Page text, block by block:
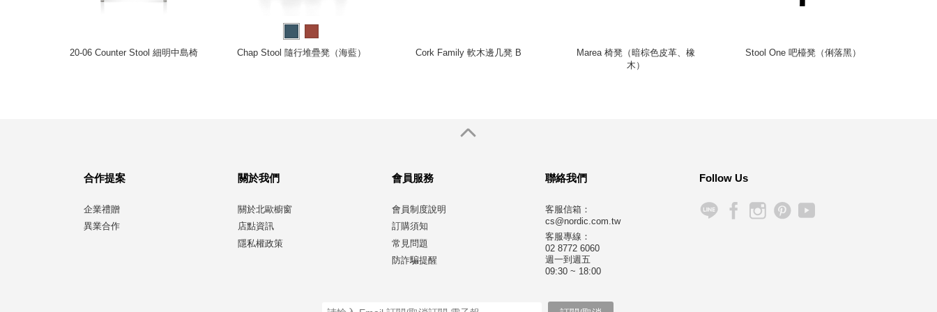
20-06 Counter Stool 細明中島椅 Chap Stool 隨行堆疊凳（海藍） Cork Family 軟木邊几凳 B
Marea 椅凳（暗棕色皮革、橡
木）
Stool One 吧檯凳（俐落黑）
合作提案
企業禮贈
異業合作
關於我們
關於北歐櫥窗
店點資訊
隱私權政策
會員服務
會員制度說明
訂購須知
常見問題
防詐騙提醒
聯絡我們
客服信箱：
cs@nordic.com.tw
客服專線：
02 8772 6060
週一到週五
09:30 ~ 18:00
Follow Us